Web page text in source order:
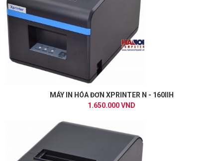
MÁY IN HÓA ĐƠN XPRINTER N - 160IIH
1.650.000 VND